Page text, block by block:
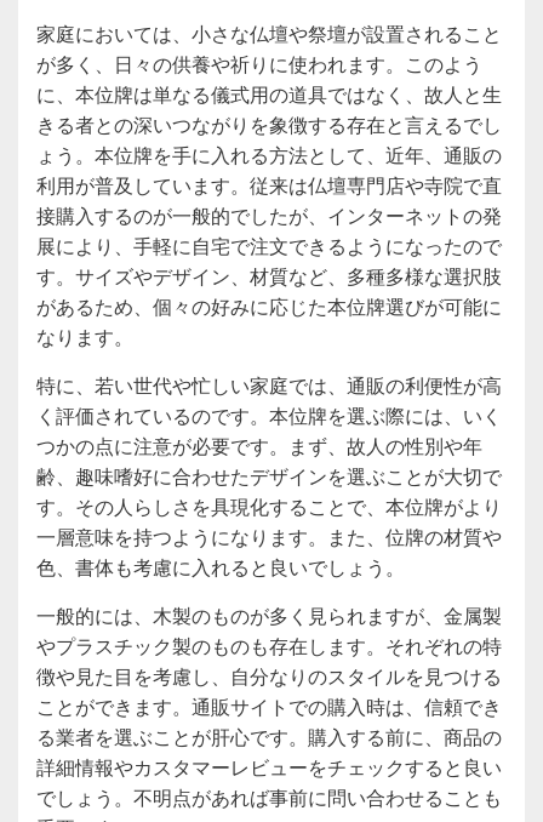
家庭においては、小さな仏壇や祭壇が設置されること
が多く、日々の供養や祈りに使われます。このよう
に、本位牌は単なる儀式用の道具ではなく、故人と生
きる者との深いつながりを象徴する存在と言えるでし
ょう。本位牌を手に入れる方法として、近年、通販の
利用が普及しています。従来は仏壇専門店や寺院で直
接購入するのが一般的でしたが、インターネットの発
展により、手軽に自宅で注文できるようになったので
す。サイズやデザイン、材質など、多種多様な選択肢
があるため、個々の好みに応じた本位牌選びが可能に
なります。
特に、若い世代や忙しい家庭では、通販の利便性が高
く評価されているのです。本位牌を選ぶ際には、いく
つかの点に注意が必要です。まず、故人の性別や年
齢、趣味嗜好に合わせたデザインを選ぶことが大切で
す。その人らしさを具現化することで、本位牌がより
一層意味を持つようになります。また、位牌の材質や
色、書体も考慮に入れると良いでしょう。
一般的には、木製のものが多く見られますが、金属製
やプラスチック製のものも存在します。それぞれの特
徴や見た目を考慮し、自分なりのスタイルを見つける
ことができます。通販サイトでの購入時は、信頼でき
る業者を選ぶことが肝心です。購入する前に、商品の
詳細情報やカスタマーレビューをチェックすると良い
でしょう。不明点があれば事前に問い合わせることも